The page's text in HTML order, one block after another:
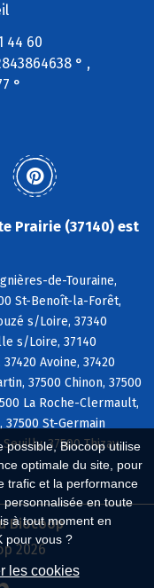
possible, Biocoop utilise
optimale du site, pour
trafic et la performance
en toute
à tout moment en
pour vous ?
les cookies
44 60
° ,
°
Prairie (37140) est
de-Touraine,
St-Benoît-la-Forêt,
s/Loire, 37340
s/Loire, 37140
Avoine, 37420
37500 Chinon, 37500
La Roche-Clermault,
37500 St-Germain
37500 Thizay,
Biocoop
2026